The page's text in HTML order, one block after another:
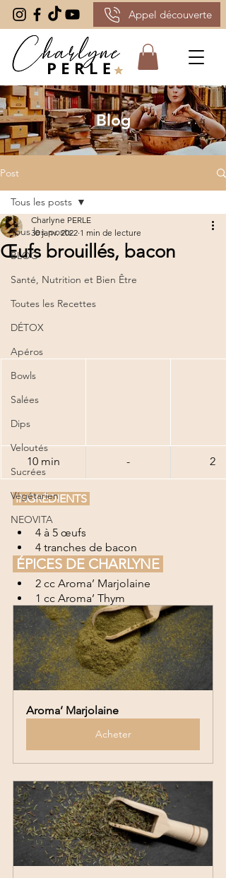
Appel découverte
Blog
Post
Tous les posts
BLOG
Santé, Nutrition et Bien Être
Toutes les Recettes
DÉTOX
Apéros
Bowls
Salées
Dips
Veloutés
Sucrées
Végétarien
NEOVITA
Tous les posts
Œufs brouillés, bacon
Charlyne PERLE
30 janv. 2022 1 min de lecture
10 min - 2
INGRÉDIENTS
4 à 5 œufs
4 tranches de bacon
ÉPICES DE CHARLYNE
2 cc Aroma’ Marjolaine
1 cc Aroma’ Thym
Aroma’ Marjolaine
Acheter